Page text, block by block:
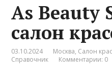
As Beauty
салон
03.10.2024 Москва, Салон
Справочник
Комментарии: 0